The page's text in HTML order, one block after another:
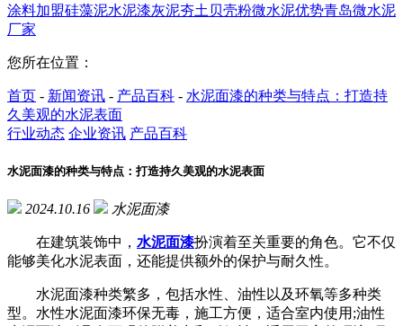
涂料加盟硅藻泥水泥漆灰泥夯土 贝壳粉微水泥优势青岛微水泥
厂家
您所在位置：
首页 - 新闻资讯 - 产品百科 - 水泥面漆的种类与特点：打造持
久美观的水泥表面
行业动态 企业资讯 产品百科
水泥面漆的种类与特点：打造持久美观的水泥表面
2024.10.16 水泥面漆
在建筑装饰中， 水泥面漆扮演着至关重要的角色。它不仅
能够美化水泥表面，还能提供额外的保护与耐久性。
水泥面漆种类繁多，包括水性、油性以及环氧等多种类
型。水性水泥面漆环保无毒，施工方便，适合室内使用;油性